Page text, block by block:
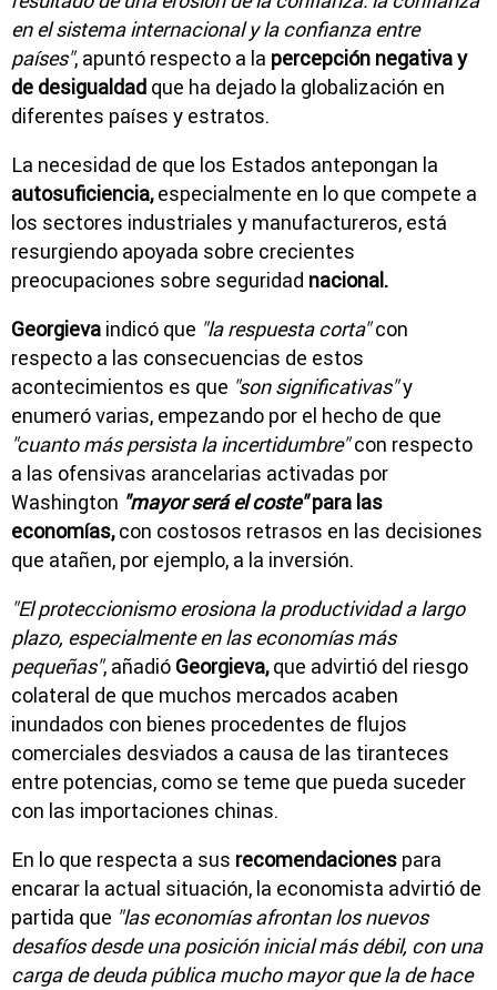
en el sistema internacional y la confianza entre
países", apuntó respecto a la percepción negativa y
de desigualdad que ha dejado la globalización en
diferentes países y estratos.
La necesidad de que los Estados antepongan la
autosuficiencia,especialmente en lo que compete a
los sectores industriales y manufactureros, está
resurgiendo apoyada sobre crecientes
preocupaciones sobre seguridad nacional.
Georgieva indicó que "la respuesta corta"con
respecto a las consecuencias de estos
acontecimientos es que "son significativas"y
enumeró varias, empezando por el hecho de que
"cuanto más persista la incertidumbre"con respecto
a las ofensivas arancelarias activadas por
Washington "mayor será el coste"para las
economías,con costosos retrasos en las decisiones
que atañen, por ejemplo, a la inversión.
"El proteccionismo erosiona la productividad a largo
plazo, especialmente en las economías más
pequeñas", añadió Georgieva,que advirtió del riesgo
colateral de que muchos mercados acaben
inundados con bienes procedentes de flujos
comerciales desviados a causa de las tiranteces
entre potencias, como se teme que pueda suceder
con las importaciones chinas.
En lo que respecta a sus recomendaciones para
encarar la actual situación, la economista advirtió de
partida que "las economías afrontan los nuevos
desafíos desde una posición inicial más débil, con una
carga de deuda pública mucho mayor que la de hace